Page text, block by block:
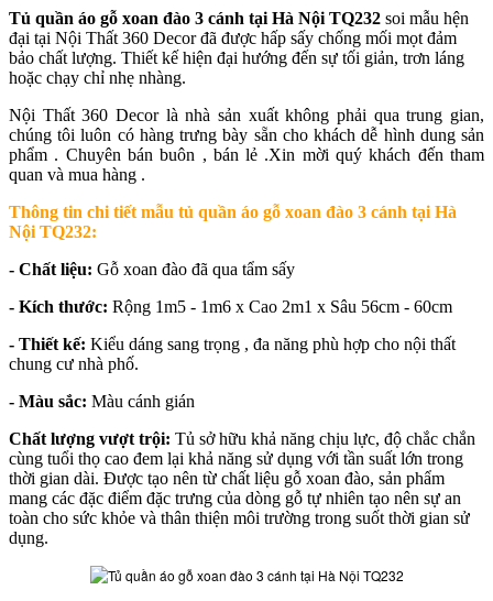
Tủ quần áo gỗ xoan đào 3 cánh tại Hà Nội TQ232 soi mẫu hện
đại tại Nội Thất 360 Decor đã được hấp sấy chống mối mọt đảm
bảo chất lượng. Thiết kế hiện đại hướng đến sự tối giản, trơn láng
hoặc chạy chỉ nhẹ nhàng.
Nội Thất 360 Decor là nhà sản xuất không phải qua trung gian,
chúng tôi luôn có hàng trưng bày sẵn cho khách dễ hình dung sản
phẩm . Chuyên bán buôn , bán lẻ .Xin mời quý khách đến tham
quan và mua hàng .
Thông tin chi tiết mẫu tủ quần áo gỗ xoan đào 3 cánh tại Hà
Nội TQ232:
- Chất liệu: Gỗ xoan đào đã qua tẩm sấy
- Kích thước: Rộng 1m5 - 1m6 x Cao 2m1 x Sâu 56cm - 60cm
- Thiết kế: Kiểu dáng sang trọng , đa năng phù hợp cho nội thất
chung cư nhà phố.
- Màu sắc: Màu cánh gián
Chất lượng vượt trội: Tủ sở hữu khả năng chịu lực, độ chắc chắn
cùng tuổi thọ cao đem lại khả năng sử dụng với tần suất lớn trong
thời gian dài. Được tạo nên từ chất liệu gỗ xoan đào, sản phẩm
mang các đặc điểm đặc trưng của dòng gỗ tự nhiên tạo nên sự an
toàn cho sức khỏe và thân thiện môi trường trong suốt thời gian sử
dụng.